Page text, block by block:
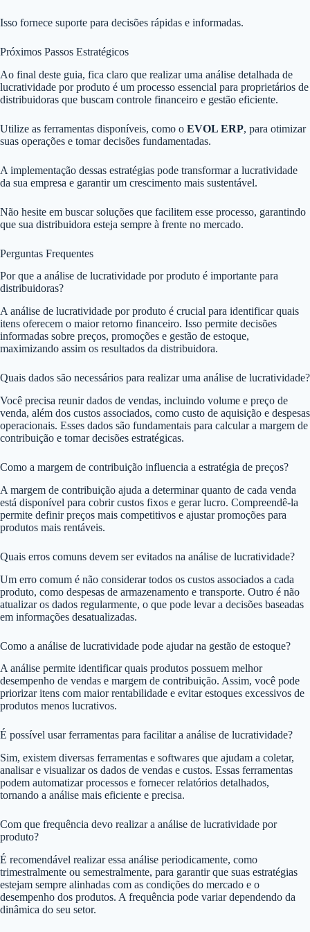
Isso fornece suporte para decisões rápidas e informadas.
Próximos Passos Estratégicos
Ao final deste guia, fica claro que realizar uma análise detalhada de
lucratividade por produto é um processo essencial para proprietários de
distribuidoras que buscam controle financeiro e gestão eficiente.
Utilize as ferramentas disponíveis, como o EVOL ERP, para otimizar
suas operações e tomar decisões fundamentadas.
A implementação dessas estratégias pode transformar a lucratividade
da sua empresa e garantir um crescimento mais sustentável.
Não hesite em buscar soluções que facilitem esse processo, garantindo
que sua distribuidora esteja sempre à frente no mercado.
Perguntas Frequentes
Por que a análise de lucratividade por produto é importante para
distribuidoras?
A análise de lucratividade por produto é crucial para identificar quais
itens oferecem o maior retorno financeiro. Isso permite decisões
informadas sobre preços, promoções e gestão de estoque,
maximizando assim os resultados da distribuidora.
Quais dados são necessários para realizar uma análise de lucratividade?
Você precisa reunir dados de vendas, incluindo volume e preço de
venda, além dos custos associados, como custo de aquisição e despesas
operacionais. Esses dados são fundamentais para calcular a margem de
contribuição e tomar decisões estratégicas.
Como a margem de contribuição influencia a estratégia de preços?
A margem de contribuição ajuda a determinar quanto de cada venda
está disponível para cobrir custos fixos e gerar lucro. Compreendê-la
permite definir preços mais competitivos e ajustar promoções para
produtos mais rentáveis.
Quais erros comuns devem ser evitados na análise de lucratividade?
Um erro comum é não considerar todos os custos associados a cada
produto, como despesas de armazenamento e transporte. Outro é não
atualizar os dados regularmente, o que pode levar a decisões baseadas
em informações desatualizadas.
Como a análise de lucratividade pode ajudar na gestão de estoque?
A análise permite identificar quais produtos possuem melhor
desempenho de vendas e margem de contribuição. Assim, você pode
priorizar itens com maior rentabilidade e evitar estoques excessivos de
produtos menos lucrativos.
É possível usar ferramentas para facilitar a análise de lucratividade?
Sim, existem diversas ferramentas e softwares que ajudam a coletar,
analisar e visualizar os dados de vendas e custos. Essas ferramentas
podem automatizar processos e fornecer relatórios detalhados,
tornando a análise mais eficiente e precisa.
Com que frequência devo realizar a análise de lucratividade por
produto?
É recomendável realizar essa análise periodicamente, como
trimestralmente ou semestralmente, para garantir que suas estratégias
estejam sempre alinhadas com as condições do mercado e o
desempenho dos produtos. A frequência pode variar dependendo da
dinâmica do seu setor.